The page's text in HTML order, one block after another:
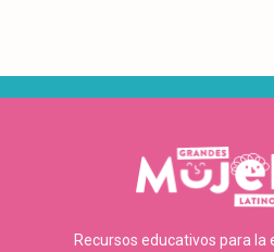
Recursos educativos para la